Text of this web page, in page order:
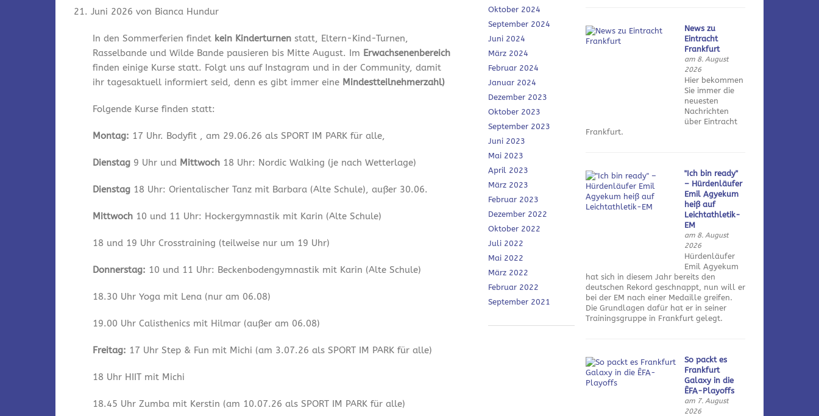
21. Juni 2026 von Bianca Hundur
In den Sommerferien findet kein Kinderturnen statt, Eltern-Kind-Turnen,
Rasselbande und Wilde Bande pausieren bis Mitte August. Im Erwachsenenbereich
finden einige Kurse statt. Folgt uns auf Instagram und in der Community, damit
ihr tagesaktuell informiert seid, denn es gibt immer eine Mindestteilnehmerzahl)
Folgende Kurse finden statt:
Montag: 17 Uhr. Bodyfit , am 29.06.26 als SPORT IM PARK für alle,
Dienstag 9 Uhr und Mittwoch 18 Uhr: Nordic Walking (je nach Wetterlage)
Dienstag 18 Uhr: Orientalischer Tanz mit Barbara (Alte Schule), außer 30.06.
Mittwoch 10 und 11 Uhr: Hockergymnastik mit Karin (Alte Schule)
18 und 19 Uhr Crosstraining (teilweise nur um 19 Uhr)
Donnerstag: 10 und 11 Uhr: Beckenbodengymnastik mit Karin (Alte Schule)
18.30 Uhr Yoga mit Lena (nur am 06.08)
19.00 Uhr Calisthenics mit Hilmar (außer am 06.08)
Freitag: 17 Uhr Step & Fun mit Michi (am 3.07.26 als SPORT IM PARK für alle)
18 Uhr HIIT mit Michi
18.45 Uhr Zumba mit Kerstin (am 10.07.26 als SPORT IM PARK für alle)
Oktober 2024
September 2024
Juni 2024
März 2024
Februar 2024
Januar 2024
Dezember 2023
Oktober 2023
September 2023
Juni 2023
Mai 2023
April 2023
März 2023
Februar 2023
Dezember 2022
Oktober 2022
Juli 2022
Mai 2022
März 2022
Februar 2022
September 2021
News zu
Eintracht
Frankfurt
am 8. August
2026
Hier bekommen
Sie immer die
neuesten
Nachrichten
über Eintracht
Frankfurt.
"Ich bin ready"
– Hürdenläufer
Emil Agyekum
heiß auf
Leichtathletik-
EM
am 8. August
2026
Hürdenläufer
Emil Agyekum
hat sich in diesem Jahr bereits den
deutschen Rekord geschnappt, nun will er
bei der EM nach einer Medaille greifen.
Die Grundlagen dafür hat er in seiner
Trainingsgruppe in Frankfurt gelegt.
So packt es
Frankfurt
Galaxy in die
ÊFA-Playoffs
am 7. August
2026